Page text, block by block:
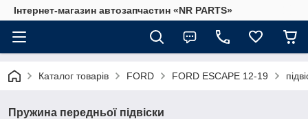
Інтернет-магазин автозапчастин «NR PARTS»
Каталог товарів FORD FORD ESCAPE 12-19
Пружина передньої підвіски